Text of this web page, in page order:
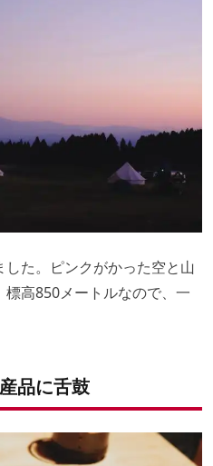
た。ピンクがかった空と山
高850メートルなので、一
品に舌鼓